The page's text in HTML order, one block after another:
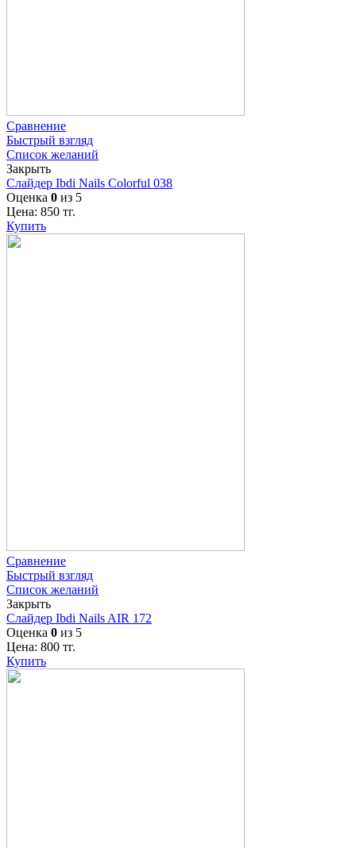
Сравнение
Быстрый взгляд
Список желаний
Закрыть
Слайдер Ibdi Nails Colorful 038
Оценка 0 из 5
Цена: 850 тг.
Купить
Сравнение
Быстрый взгляд
Список желаний
Закрыть
Слайдер Ibdi Nails AIR 172
Оценка 0 из 5
Цена: 800 тг.
Купить